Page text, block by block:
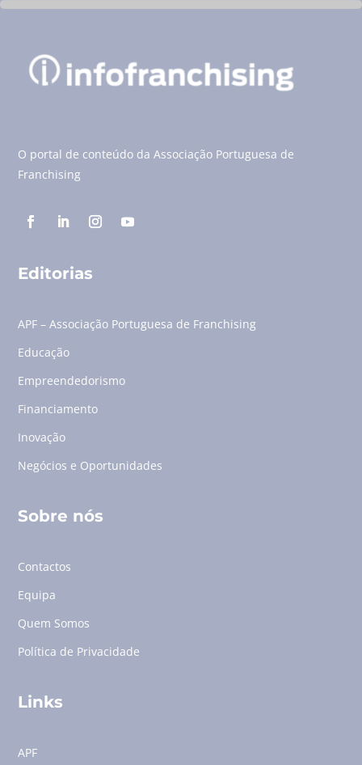
O portal de conteúdo da Associação Portuguesa de
Franchising
Editorias
APF – Associação Portuguesa de Franchising
Educação
Empreendedorismo
Financiamento
Inovação
Negócios e Oportunidades
Sobre nós
Contactos
Equipa
Quem Somos
Política de Privacidade
Links
APF